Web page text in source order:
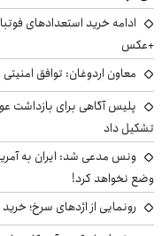
ادامه خرید استعدادهای
+عکس
معاون اردوغان: توافق
پلیس آگاهی برای بازداشت
تشکیل داد
ونس مدعی شد: ایران به
وضع نخواهد کرد!
رونمایی از اژدهای سرخ؛